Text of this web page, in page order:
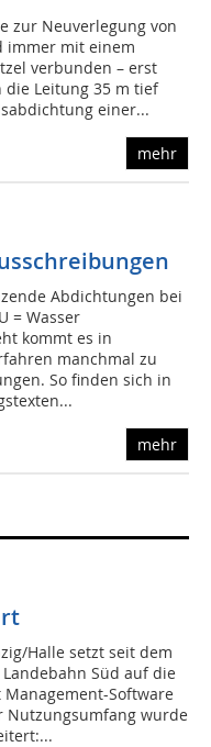
zur Neuverlegung von
immer mit einem
verbunden – erst
die Leitung 35 m tief
einer...
mehr
Abdichtungen bei
= Wasser
kommt es in
manchmal zu
So finden sich in
mehr
Halle setzt seit dem
Süd auf die
Software
Nutzungsumfang wurde